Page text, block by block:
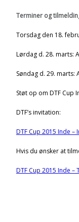
Terminer og
Torsdag den 18.
Lørdag d. 28. marts:
Søndag d. 29.
Støt op om DTF Cup
DTF’s invitation:
DTF Cup 2015 Inde –
Hvis du ønsker at
DTF Cup 2015 Inde